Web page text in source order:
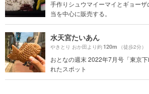
手作りシュウマイーマイとギョー
当を中心に販売する。
水天宮たいあん
やきとり おか田より約120m （徒歩2分）
おとなの週末 2022年7月号「東京
れたスポット